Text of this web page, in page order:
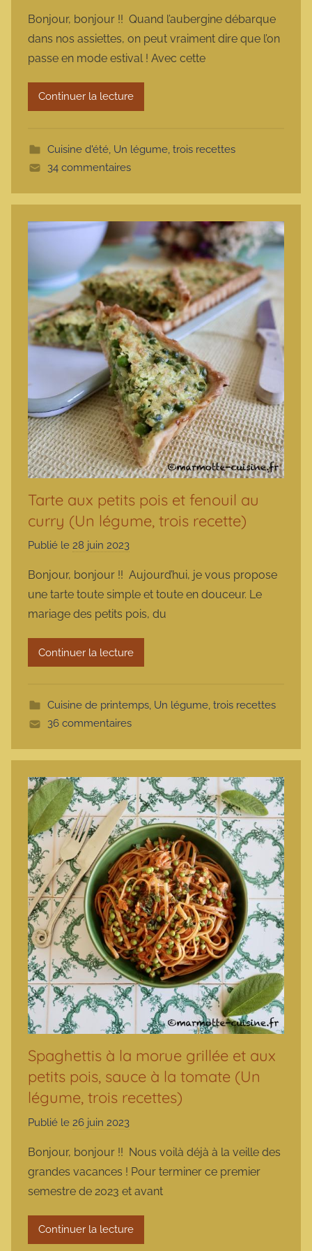
r
m
a
r
m
t
e
Bonjour, bonjour !! Quand l’aubergine débarque
dans nos assiettes, on peut vraiment dire que l’on
passe en mode estival ! Avec cette
Continuer la lecture
Cuisine d'été, Un légume, trois recettes
34 commentaires
Tarte aux petits pois et fenouil au
curry (Un légume, trois recette)
Publié le 28 juin 2023
r
m
a
r
m
t
e
Bonjour, bonjour !! Aujourd’hui, je vous propose
une tarte toute simple et toute en douceur. Le
mariage des petits pois, du
Continuer la lecture
Cuisine de printemps, Un légume, trois recettes
36 commentaires
Spaghettis à la morue grillée et aux
petits pois, sauce à la tomate (Un
légume, trois recettes)
Publié le 26 juin 2023
r
m
a
r
m
Bonjour, bonjour !! Nous voilà déjà à la veille des
grandes vacances ! Pour terminer ce premier
semestre de 2023 et avant
Continuer la lecture